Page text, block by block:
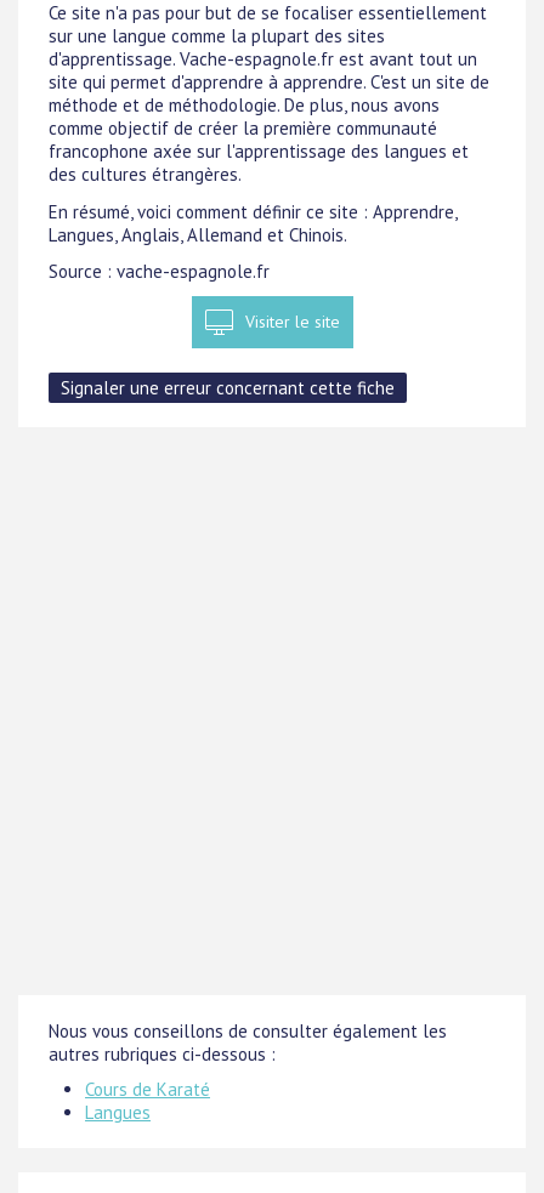
Ce site n'a pas pour but de se focaliser essentiellement
sur une langue comme la plupart des sites
d'apprentissage. Vache-espagnole.fr est avant tout un
site qui permet d'apprendre à apprendre. C'est un site de
méthode et de méthodologie. De plus, nous avons
comme objectif de créer la première communauté
francophone axée sur l'apprentissage des langues et
des cultures étrangères.
En résumé, voici comment définir ce site : Apprendre,
Langues, Anglais, Allemand et Chinois.
Source : vache-espagnole.fr
Visiter le site
Nous vous conseillons de consulter également les
autres rubriques ci-dessous :
Cours de Karaté
Langues